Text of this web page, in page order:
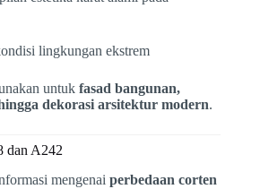
lingkungan ekstrem
untuk fasad bangunan,
dekorasi arsitektur modern.
dan A242
mengenai perbedaan corten